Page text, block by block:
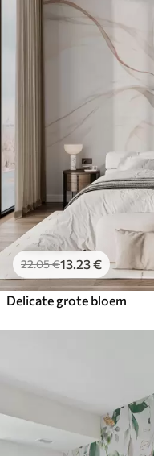
22.05€13 .23€
Delicate grote bloem